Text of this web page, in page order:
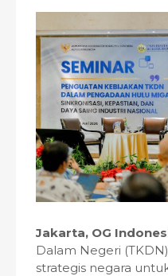
Jakarta, OG
Dalam Negeri
strategis negara